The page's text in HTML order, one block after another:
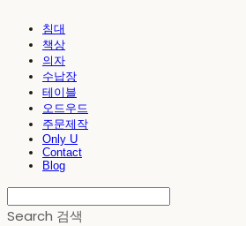
침대
책상
의자
수납장
테이블
오드우드
주문제작
Only U
Contact
Blog
Search 검색